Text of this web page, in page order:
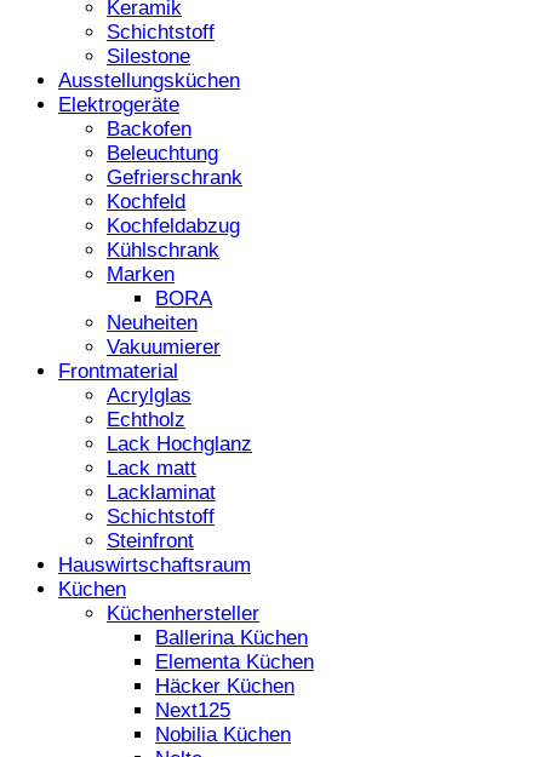
Keramik
Schichtstoff
Silestone
Ausstellungsküchen
Elektrogeräte
Backofen
Beleuchtung
Gefrierschrank
Kochfeld
Kochfeldabzug
Kühlschrank
Marken
BORA
Neuheiten
Vakuumierer
Frontmaterial
Acrylglas
Echtholz
Lack Hochglanz
Lack matt
Lacklaminat
Schichtstoff
Steinfront
Hauswirtschaftsraum
Küchen
Küchenhersteller
Ballerina Küchen
Elementa Küchen
Häcker Küchen
Next125
Nobilia Küchen